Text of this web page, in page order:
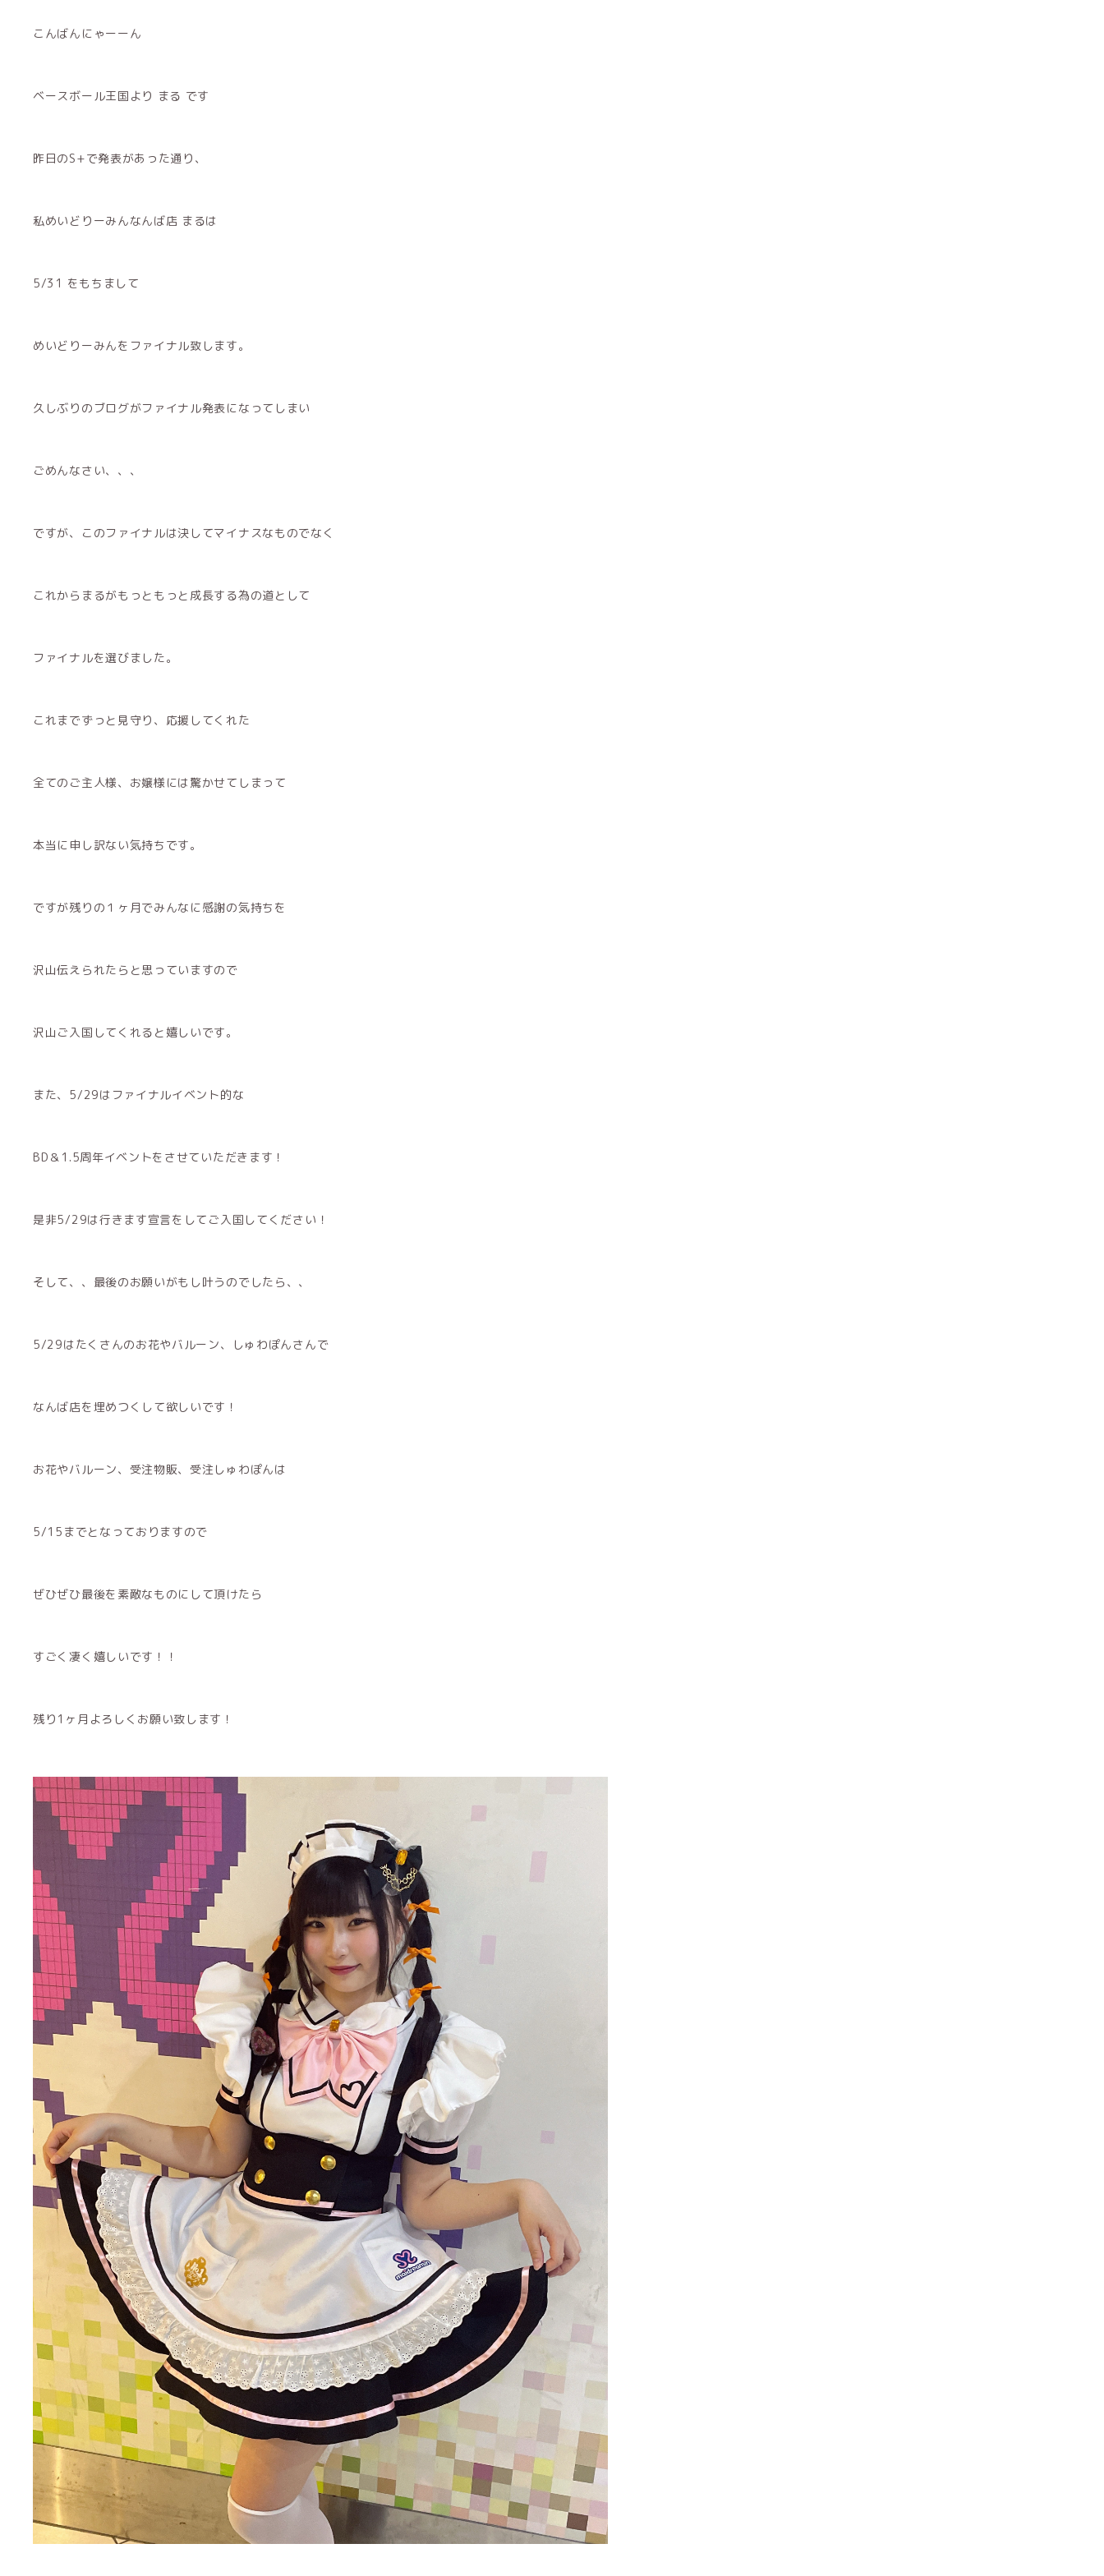
こんばんにゃーーん
ベースボール王国より まる です
昨日のS+で発表があった通り、
私めいどりーみんなんば店 まるは
5/31 をもちまして
めいどりーみんをファイナル致します。
久しぶりのブログがファイナル発表になってしまい
ごめんなさい、、、
ですが、このファイナルは決してマイナスなものでなく
これからまるがもっともっと成長する為の道として
ファイナルを選びました。
これまでずっと見守り、応援してくれた
全てのご主人様、お嬢様には驚かせてしまって
本当に申し訳ない気持ちです。
ですが残りの１ヶ月でみんなに感謝の気持ちを
沢山伝えられたらと思っていますので
沢山ご入国してくれると嬉しいです。
また、5/29はファイナルイベント的な
BD＆1.5周年イベントをさせていただきます！
是非5/29は行きます宣言をしてご入国してください！
そして、、最後のお願いがもし叶うのでしたら、、
5/29はたくさんのお花やバルーン、しゅわぽんさんで
なんば店を埋めつくして欲しいです！
お花やバルーン、受注物販、受注しゅわぽんは
5/15までとなっておりますので
ぜひぜひ最後を素敵なものにして頂けたら
すごく凄く嬉しいです！！
残り1ヶ月よろしくお願い致します！